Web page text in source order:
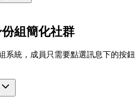
組簡化社群
系統，成員只需要點選訊息下的按鈕